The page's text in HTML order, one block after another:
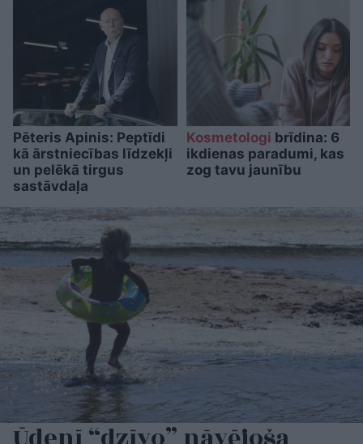
Pēteris Apinis: Peptīdi
kā ārstniecības līdzekļi
un pelēkā tirgus
sastāvdaļa
Kosmetologi brīdina: 6
ikdienas paradumi, kas
zog tavu jaunību